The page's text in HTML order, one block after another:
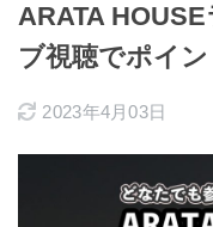
ARATA
ブ視聴でポイ
2023年4月03日